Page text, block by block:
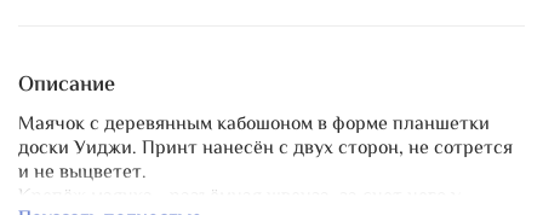
Описание
Маячок с деревянным кабошоном в форме планшетки
доски Уиджи. Принт нанесён с двух сторон, не сотрется
и не выцветет.
Крепёж маячка - разъёмная швенза, за счет чего у